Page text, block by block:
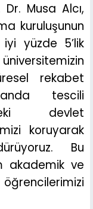
Musa Alcı,
kuruluşunun
yüzde 5’lik
rekabet
tescili
devlet
koruyarak
Bu
akademik ve